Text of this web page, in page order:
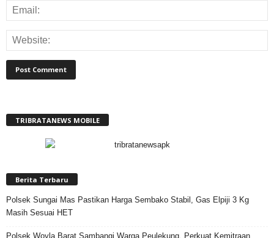
TRIBRATANEWS MOBILE
Berita Terbaru
Polsek Sungai Mas Pastikan Harga Sembako Stabil, Gas Elpiji 3 Kg
Masih Sesuai HET
Polsek Woyla Barat Sambangi Warga Peulekung, Perkuat Kemitraan